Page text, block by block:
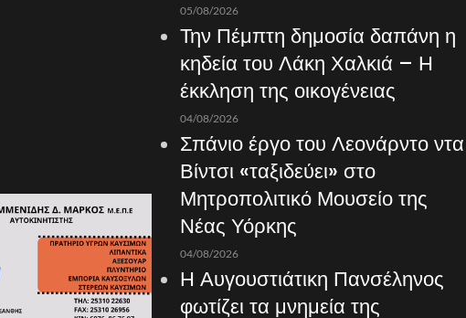
05/08/2026
Την Πέμπτη δημοσία δαπάνη η
κηδεία του Λάκη Χαλκιά – Η
έκκληση της οικογένειας
04/08/2026
Σπάνιο έργο του Λεονάρντο ντα
Βίντσι «ταξιδεύει» στο
Μητροπολιτικό Μουσείο της
Νέας Υόρκης
04/08/2026
Η Αυγουστιάτικη Πανσέληνος
φωτίζει τα μνημεία της